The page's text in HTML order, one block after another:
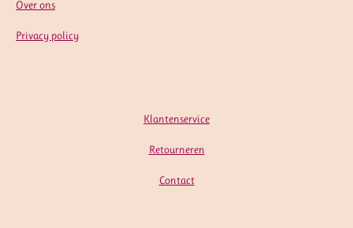
Over ons
Privacy policy
Klantenservice
Retourneren
Contact